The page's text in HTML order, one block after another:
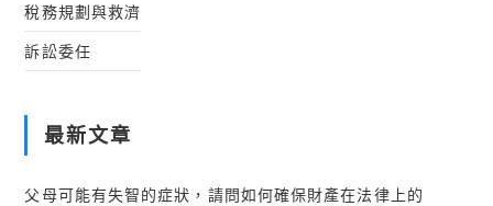
稅務規劃與救濟
訴訟委任
最新文章
父母可能有失智的症狀，請問如何確保財產在法律上的